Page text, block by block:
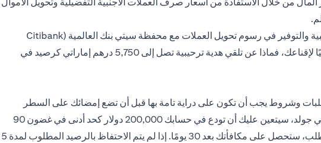
يتيح البرنامج خيار التبديل بين ثماني عملات أجنبية والتوفير في رسوم تحويل العملات مع محفظة سيتي بنك العالمية (Citibank
Global Wallet). إذا لم تكن كل هذه المزايا كافيًا لإقناعك، فماذا عن تلقي هدية ترحيبية تصل إلى 5,750 درهم إماراتي كرصيد في
وشروط يجب أن تكون على دراية تامة بها قبل أن تضع إمضائك على السطر
المنقط في نموذج الاشتراك. للاشتراك في سيتي جولد، سيتعين عليك أن تودع في حسابك 200,000 دولار كحد أدنى في غضون 90
يومًا من فتح الحساب. وبمجرد استيفاء هذا المطلب، ستحصل على مكافأتك بعد 30 يومًا. إذا لم يتم الاحتفاظ بالرصيد المطلوب لمدة 5